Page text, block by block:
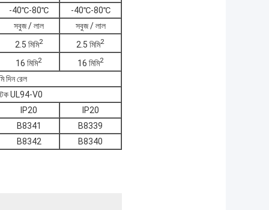
-40℃-80℃
-40℃-80℃
সবুজ / লাল
সবুজ / লাল
2.5 মিমি2 2.5 মিমি2
16 মিমি2 16 মিমি2
দিন রেল
UL94-V0
IP20
IP20
B8341
B8339
B8342
B8340